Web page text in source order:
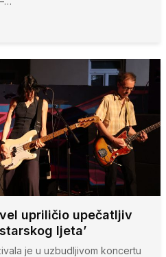
upriličio upečatljiv
ljeta’
je u uzbudljivom koncertu